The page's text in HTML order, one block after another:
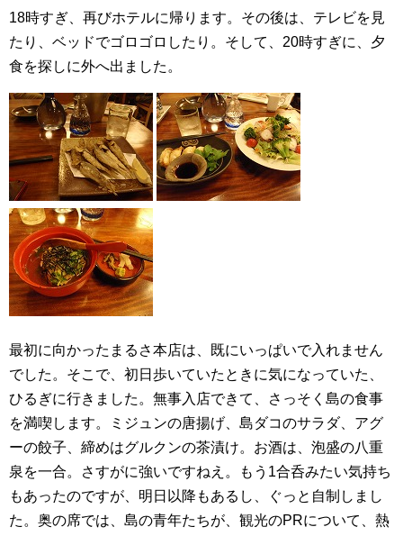
18時すぎ、再びホテルに帰ります。その後は、テレビを見
たり、ベッドでゴロゴロしたり。そして、20時すぎに、夕
食を探しに外へ出ました。
最初に向かったまるさ本店は、既にいっぱいで入れません
でした。そこで、初日歩いていたときに気になっていた、
ひるぎに行きました。無事入店できて、さっそく島の食事
を満喫します。ミジュンの唐揚げ、島ダコのサラダ、アグ
ーの餃子、締めはグルクンの茶漬け。お酒は、泡盛の八重
泉を一合。さすがに強いですねえ。もう1合呑みたい気持ち
もあったのですが、明日以降もあるし、ぐっと自制しまし
た。奥の席では、島の青年たちが、観光のPRについて、熱